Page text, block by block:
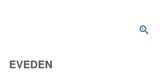
EVEDEN